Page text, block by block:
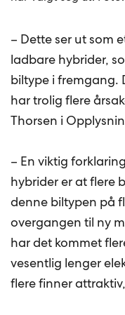
– Dette ser ut som
ladbare hybrider,
biltype i fremgang.
har trolig flere
Thorsen i
– En viktig
hybrider er at flere
denne biltypen på
overgangen til ny
har det kommet
vesentlig lenger
flere finner